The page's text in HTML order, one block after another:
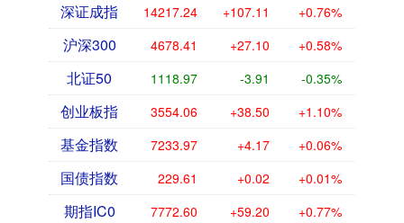
深证成指 14217.24 +107.11 +0.76%
沪深300 4678.41 +27.10 +0.58%
北证50 1118.97 -3.91 -0.35%
创业板指 3554.06 +38.50 +1.10%
基金指数 7233.97 +4.17 +0.06%
国债指数 229.61 +0.02 +0.01%
期指IC0 7772.60 +59.20 +0.77%